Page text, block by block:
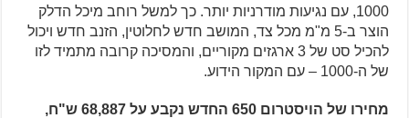
1000, עם נגיעות מודרניות יותר. כך למשל רוחב מיכל הדלק
הוצר ב-5 מ"מ מכל צד, המושב חדש לחלוטין, הזנב חדש ויכול
להכיל סט של 3 ארגזים מקוריים, והמסיכה קרובה מתמיד לזו
של ה-1000 – עם המקור הידוע.
מחירו של הויסטרום 650 החדש נקבע על 68,887 ש"ח,